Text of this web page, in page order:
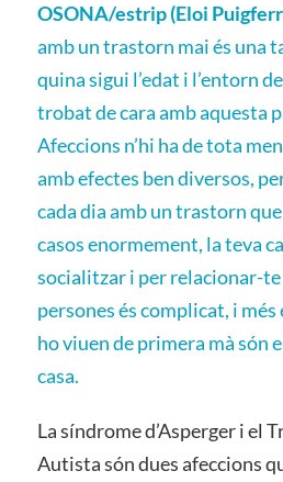
OSONA/estrip (Eloi
amb un trastorn mai és una
quina sigui l’edat i l’entorn
trobat de cara amb aquesta
Afeccions n’hi ha de tota
amb efectes ben diversos,
cada dia amb un trastorn
casos enormement, la teva
socialitzar i per relacionar-
persones és complicat, i més
ho viuen de primera mà són
casa.
La síndrome d’Asperger i el
Autista són dues afeccions